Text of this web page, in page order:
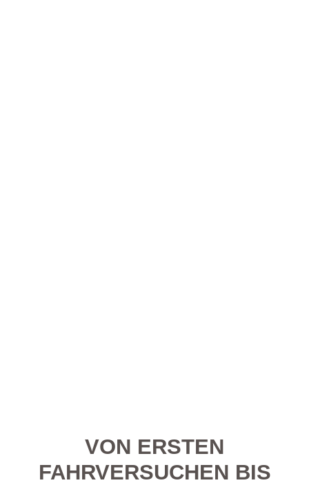
VON ERSTEN
FAHRVERSUCHEN BIS